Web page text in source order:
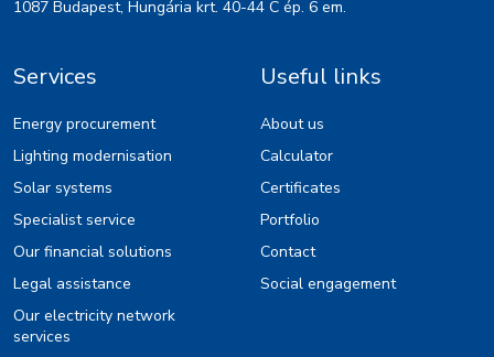
1087 Budapest, Hungária krt. 40-44 C ép. 6 em.
Services
Energy procurement
Lighting modernisation
Solar systems
Specialist service
Our financial solutions
Legal assistance
Our electricity network
services
Useful links
About us
Calculator
Certificates
Portfolio
Contact
Social engagement